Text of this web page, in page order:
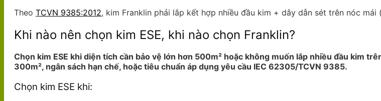
Theo TCVN 9385:2012, kim Franklin phải lắp kết hợp nhiều đầu kim + dây dẫn sét trên nóc
Khi nào nên chọn kim ESE, khi nào chọn Franklin?
Chọn kim ESE khi diện tích cần bảo vệ lớn hơn 500m² hoặc không muốn lắp nhiều đầu kim
300m², ngân sách hạn chế, hoặc tiêu chuẩn áp dụng yêu cầu IEC 62305/TCVN 9385.
Chọn kim ESE khi: